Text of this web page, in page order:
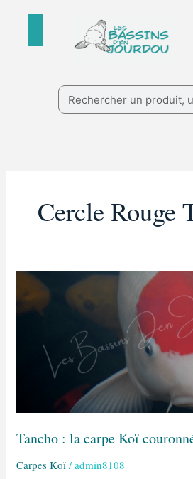
Rechercher
Cercle Rouge
Tancho : la carpe Koï
Carpes Koï/admin8108
Tancho
la
couronnée!